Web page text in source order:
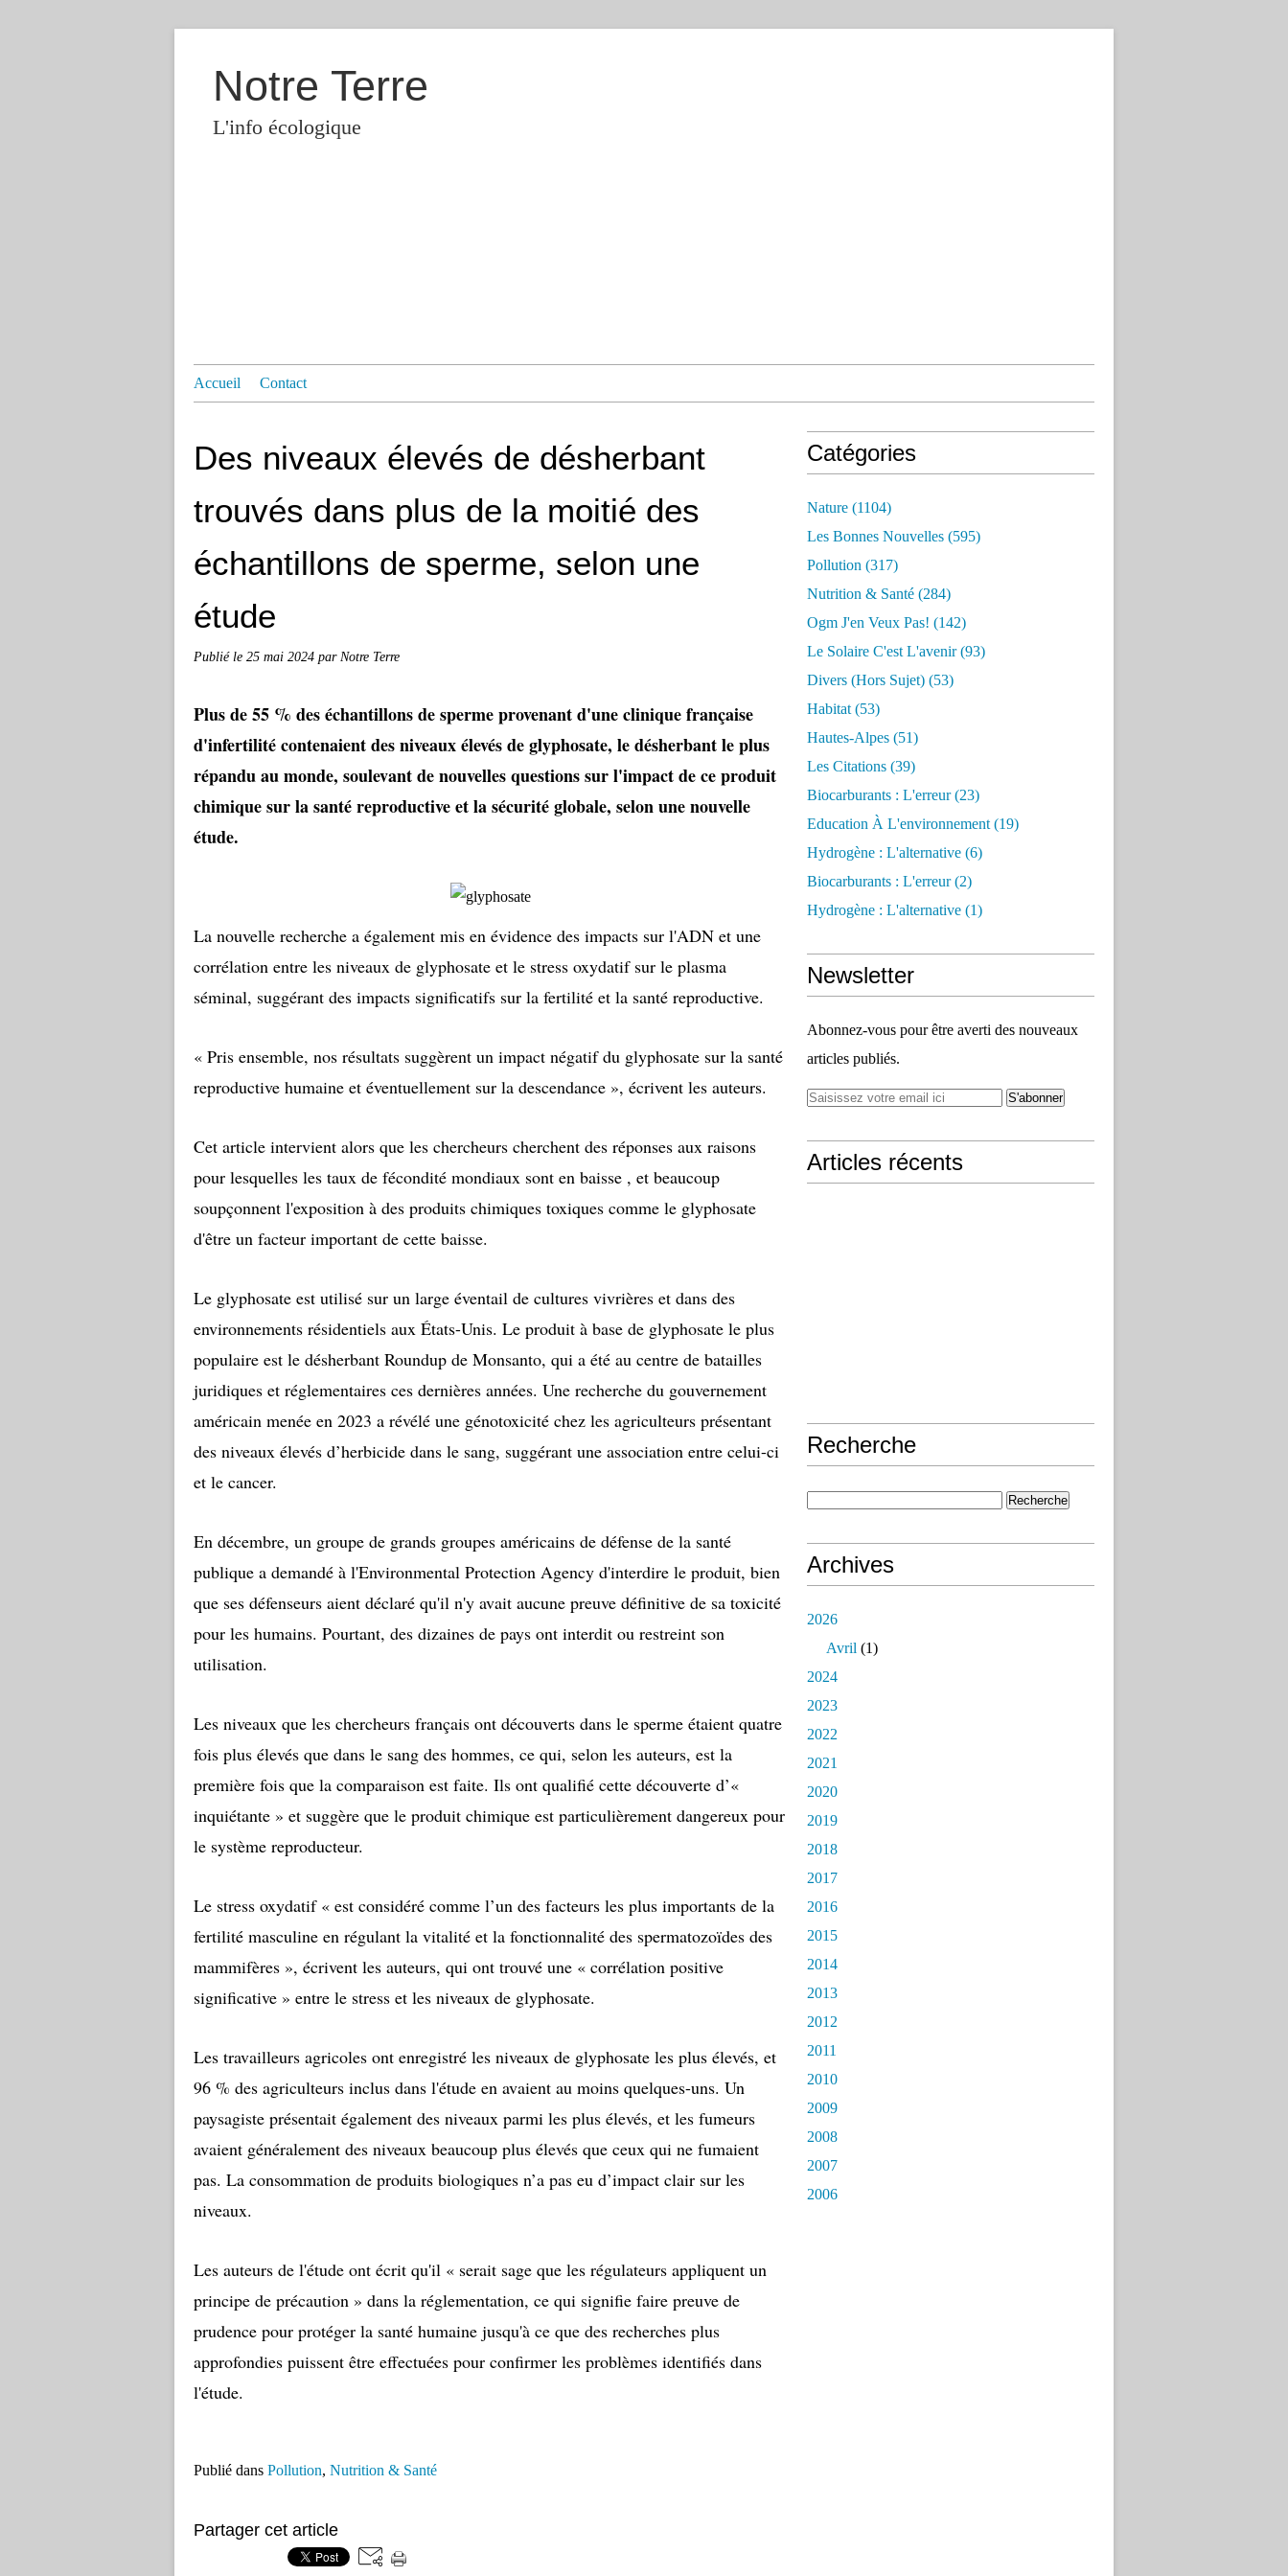
Notre Terre
L'info écologique
Accueil Contact
Des niveaux élevés de désherbant
trouvés dans plus de la moitié des
échantillons de sperme, selon une
étude
Publié le 25 mai 2024 par Notre Terre
Plus de 55 % des échantillons de sperme provenant d'une clinique française
d'infertilité contenaient des niveaux élevés de glyphosate, le désherbant le plus
répandu au monde, soulevant de nouvelles questions sur l'impact de ce produit
chimique sur la santé reproductive et la sécurité globale, selon une nouvelle
étude.
La nouvelle recherche a également mis en évidence des impacts sur l'ADN et une
corrélation entre les niveaux de glyphosate et le stress oxydatif sur le plasma
séminal, suggérant des impacts significatifs sur la fertilité et la santé reproductive.
« Pris ensemble, nos résultats suggèrent un impact négatif du glyphosate sur la santé
reproductive humaine et éventuellement sur la descendance », écrivent les auteurs.
Cet article intervient alors que les chercheurs cherchent des réponses aux raisons
pour lesquelles les taux de fécondité mondiaux sont en baisse , et beaucoup
soupçonnent l'exposition à des produits chimiques toxiques comme le glyphosate
d'être un facteur important de cette baisse.
Le glyphosate est utilisé sur un large éventail de cultures vivrières et dans des
environnements résidentiels aux États-Unis. Le produit à base de glyphosate le plus
populaire est le désherbant Roundup de Monsanto, qui a été au centre de batailles
juridiques et réglementaires ces dernières années. Une recherche du gouvernement
américain menée en 2023 a révélé une génotoxicité chez les agriculteurs présentant
des niveaux élevés d’herbicide dans le sang, suggérant une association entre celui-ci
et le cancer.
En décembre, un groupe de grands groupes américains de défense de la santé
publique a demandé à l'Environmental Protection Agency d'interdire le produit, bien
que ses défenseurs aient déclaré qu'il n'y avait aucune preuve définitive de sa toxicité
pour les humains. Pourtant, des dizaines de pays ont interdit ou restreint son
utilisation.
Les niveaux que les chercheurs français ont découverts dans le sperme étaient quatre
fois plus élevés que dans le sang des hommes, ce qui, selon les auteurs, est la
première fois que la comparaison est faite. Ils ont qualifié cette découverte d’«
inquiétante » et suggère que le produit chimique est particulièrement dangereux pour
le système reproducteur.
Le stress oxydatif « est considéré comme l’un des facteurs les plus importants de la
fertilité masculine en régulant la vitalité et la fonctionnalité des spermatozoïdes des
mammifères », écrivent les auteurs, qui ont trouvé une « corrélation positive
significative » entre le stress et les niveaux de glyphosate.
Les travailleurs agricoles ont enregistré les niveaux de glyphosate les plus élevés, et
96 % des agriculteurs inclus dans l'étude en avaient au moins quelques-uns. Un
paysagiste présentait également des niveaux parmi les plus élevés, et les fumeurs
avaient généralement des niveaux beaucoup plus élevés que ceux qui ne fumaient
pas. La consommation de produits biologiques n’a pas eu d’impact clair sur les
niveaux.
Les auteurs de l'étude ont écrit qu'il « serait sage que les régulateurs appliquent un
principe de précaution » dans la réglementation, ce qui signifie faire preuve de
prudence pour protéger la santé humaine jusqu'à ce que des recherches plus
approfondies puissent être effectuées pour confirmer les problèmes identifiés dans
l'étude.
Publié dans Pollution, Nutrition & Santé
Partager cet article
Catégories
Nature (1104)
Les Bonnes Nouvelles (595)
Pollution (317)
Nutrition & Santé (284)
Ogm J'en Veux Pas! (142)
Le Solaire C'est L'avenir(93)
Divers (hors Sujet) (53)
Habitat (53)
Hautes-Alpes (51)
Les Citations (39)
Biocarburants : L'erreur(23)
Education À L'environnement (19)
Hydrogène : L'alternative (6)
Biocarburants : L'erreur(2)
Hydrogène : L'alternative (1)
Newsletter
Abonnez-vous pour être averti des nouveaux
articles publiés.
Articles récents
Recherche
Archives
2026
Avril (1)
2024
2023
2022
2021
2020
2019
2018
2017
2016
2015
2014
2013
2012
2011
2010
2009
2008
2007
2006